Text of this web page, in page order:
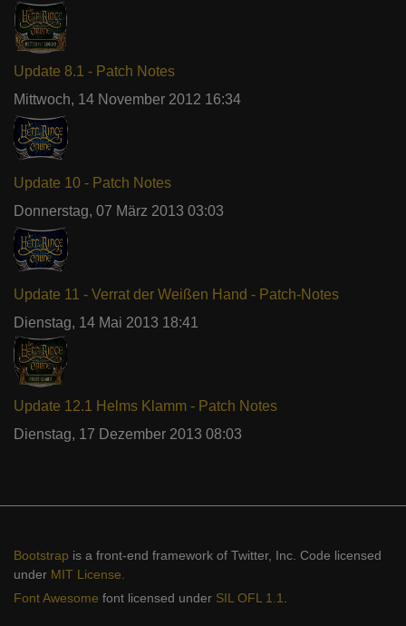
Update 8.1 - Patch Notes
Mittwoch, 14 November 2012 16:34
Update 10 - Patch Notes
Donnerstag, 07 März 2013 03:03
Update 11 - Verrat der Weißen Hand - Patch-Notes
Dienstag, 14 Mai 2013 18:41
Update 12.1 Helms Klamm - Patch Notes
Dienstag, 17 Dezember 2013 08:03
Bootstrap is a front-end framework of Twitter, Inc. Code licensed
under MIT License.
Font Awesome font licensed under SIL OFL 1.1